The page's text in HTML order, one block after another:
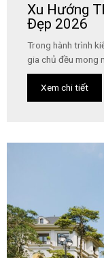
Xu Hướng
Đẹp 2026
Trong hành trình
gia chủ đều mong
Xem chi tiết